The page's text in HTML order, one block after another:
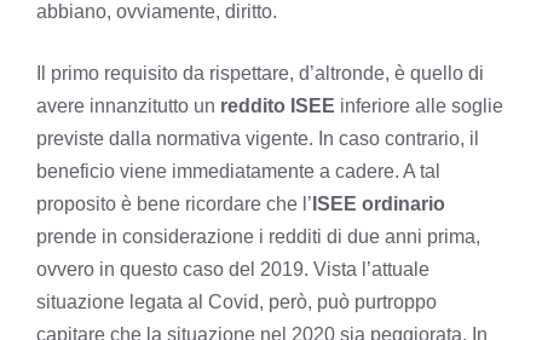
abbiano, ovviamente, diritto.
Il primo requisito da rispettare, d’altronde, è quello di
avere innanzitutto un reddito ISEE inferiore alle soglie
previste dalla normativa vigente. In caso contrario, il
beneficio viene immediatamente a cadere. A tal
proposito è bene ricordare che l’ ISEE ordinario
prende in considerazione i redditi di due anni prima,
ovvero in questo caso del 2019. Vista l’attuale
situazione legata al Covid, però, può purtroppo
capitare che la situazione nel 2020 sia peggiorata. In